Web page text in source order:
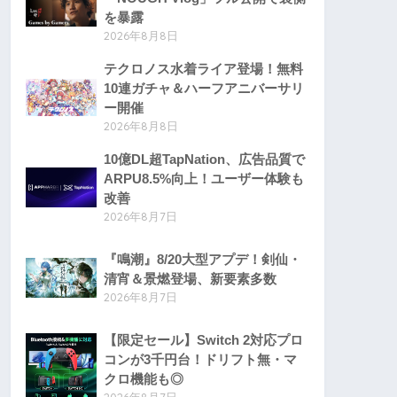
を暴露
2026年8月8日
テクロノス水着ライア登場！無料
10連ガチャ＆ハーフアニバーサリ
ー開催
2026年8月8日
10億DL超TapNation、広告品質で
ARPU8.5%向上！ユーザー体験も
改善
2026年8月7日
『鳴潮』8/20大型アプデ！剣仙・
清宵＆景燃登場、新要素多数
2026年8月7日
【限定セール】Switch 2対応プロ
コンが3千円台！ドリフト無・マ
クロ機能も◎